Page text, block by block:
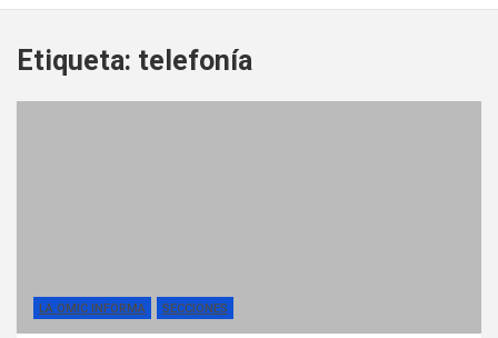
Etiqueta: telefonía
LA OMIC INFORMA SECCIONES